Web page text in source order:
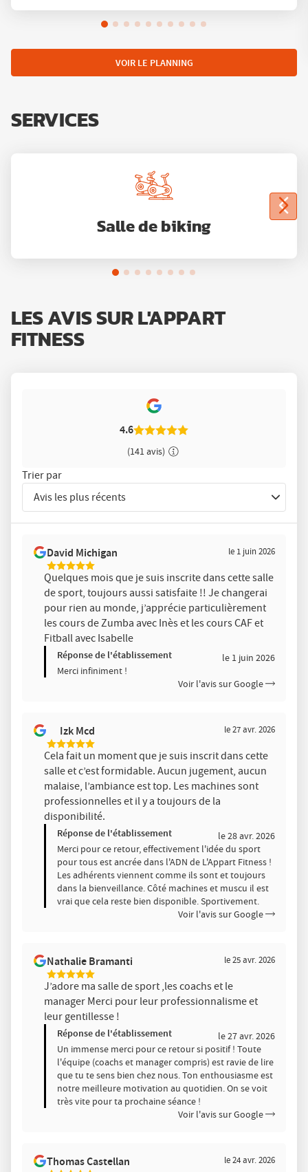
VOIR LE PLANNING
SERVICES
Salle de biking
LES AVIS SUR L'APPART
FITNESS
4.6
(141 avis)
Trier par
Avis les plus récents
avis David Michigan
5
Étoiles
Sur
5
le 1 juin 2026
Quelques mois que je suis inscrite dans cette salle
de sport, toujours aussi satisfaite !! Je changerai
pour rien au monde, j’apprécie particulièrement
les cours de Zumba avec Inès et les cours CAF et
Fitball avec Isabelle
Réponse de l'établissement
le 1 juin 2026
Merci infiniment !
Voir l'avis sur Google
Izk Mcd
5
Étoiles
Sur
5
le 27 avr. 2026
Cela fait un moment que je suis inscrit dans cette
salle et c’est formidable. Aucun jugement, aucun
malaise, l’ambiance est top. Les machines sont
professionnelles et il y a toujours de la
disponibilité.
Réponse de l'établissement
le 28 avr. 2026
Merci pour ce retour, effectivement l'idée du sport
pour tous est ancrée dans l'ADN de L'Appart Fitness !
Les adhérents viennent comme ils sont et toujours
dans la bienveillance. Côté machines et muscu il est
vrai que cela reste bien disponible. Sportivement.
Voir l'avis sur Google
Nathalie Bramanti
5
Étoiles
Sur
5
le 25 avr. 2026
J’adore ma salle de sport ,les coachs et le
manager Merci pour leur professionnalisme et
leur gentillesse !
Réponse de l'établissement
le 27 avr. 2026
Un immense merci pour ce retour si positif ! Toute
l'équipe (coachs et manager compris) est ravie de lire
que tu te sens bien chez nous. Ton enthousiasme est
notre meilleure motivation au quotidien. On se voit
très vite pour ta prochaine séance !
Voir l'avis sur Google
Thomas Castellan le 24 avr. 2026